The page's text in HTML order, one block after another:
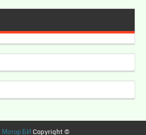
Мотор БИCopyright ©